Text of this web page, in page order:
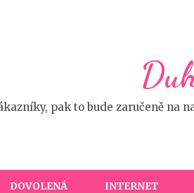
pak to bude zaručeně na
DOVOLENÁ INTERNET